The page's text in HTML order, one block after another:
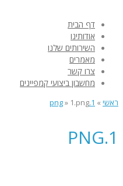
דף הבית
אודותינו
השירותים שלנו
מאמרים
צרו קשר
מחשבון ביצועי קמפיינים
ראשי »
1.png
» 1.png
1.PNG